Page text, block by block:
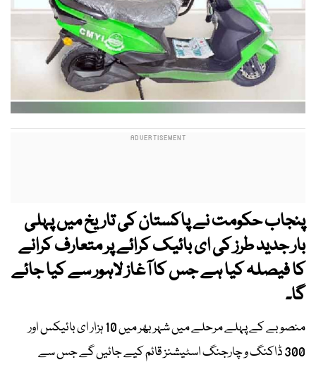
پنجاب حکومت نے پاکستان کی تاریخ میں پہلی
بار جدید طرز کی ای بائیک کرائے پر متعارف کرانے
کا فیصلہ کیا ہے جس کا آغاز لاہور سے کیا جائے
گا۔
منصوبے کے پہلے مرحلے میں شہر بھر میں 10 ہزار ای بائیکس اور
300 ڈاکنگ و چارجنگ اسٹیشنز قائم کیے جائیں گے جس سے